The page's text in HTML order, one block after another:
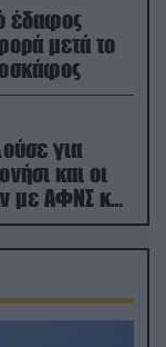
έδαφος
μετά το
για
και οι
με ΑΦΝΣ και